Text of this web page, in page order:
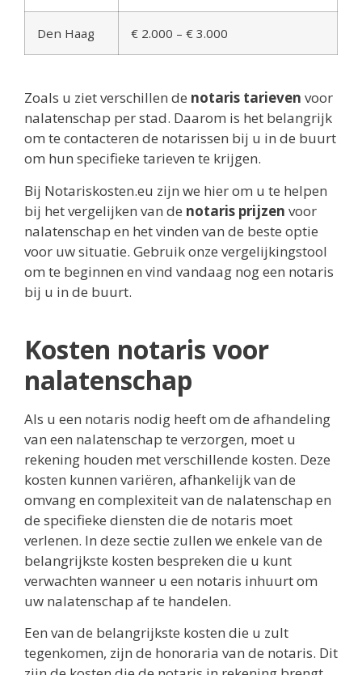
Den Haag € 2.000 – € 3.000
Zoals u ziet verschillen de notaris tarieven voor
nalatenschap per stad. Daarom is het belangrijk
om te contacteren de notarissen bij u in de buurt
om hun specifieke tarieven te krijgen.
Bij Notariskosten.eu zijn we hier om u te helpen
bij het vergelijken van de notaris prijzen voor
nalatenschap en het vinden van de beste optie
voor uw situatie. Gebruik onze vergelijkingstool
om te beginnen en vind vandaag nog een notaris
bij u in de buurt.
Kosten notaris voor
nalatenschap
Als u een notaris nodig heeft om de afhandeling
van een nalatenschap te verzorgen, moet u
rekening houden met verschillende kosten. Deze
kosten kunnen variëren, afhankelijk van de
omvang en complexiteit van de nalatenschap en
de specifieke diensten die de notaris moet
verlenen. In deze sectie zullen we enkele van de
belangrijkste kosten bespreken die u kunt
verwachten wanneer u een notaris inhuurt om
uw nalatenschap af te handelen.
Een van de belangrijkste kosten die u zult
tegenkomen, zijn de honoraria van de notaris. Dit